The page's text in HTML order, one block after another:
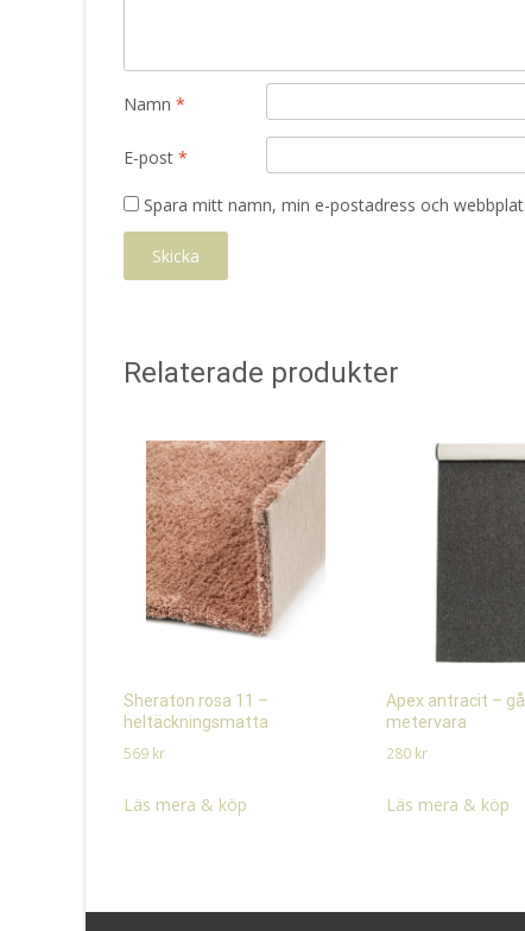
Namn *
E-post *
Spara mitt namn, min e-postadress och
Relaterade produkter
Sheraton rosa 11 –
heltäckningsmatta
569 kr
Läs mera & köp
Apex antracit –
metervara
280 kr
Läs mera & köp